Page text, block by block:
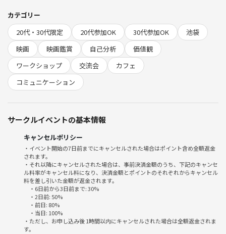
🔸こんな人におすすめ🔸
・同世代（20代、30代）の人と気軽に交流してみたい
・自分の感じたことを安心できる場でシェアしてみたい
・他人を気にして流されることがあり、自分の本音を思い出したい
🔸当日の流れ🔸
・オープニング/自己紹介
・映画シェア
・価値観ワーク
・クロージング
🔸開催情報🔸
日時：1月11日（日）15:00〜17:00
場所：スターバックス・コーヒー 池袋明治通り店
参加費：1000円＋各自ドリンク代
持ち物：印象に残っている映画を一つ思い浮かべてお越しください
※別途つなげーと利用料がかかることがございます
※申し込み状況によって場所を変更する場合がございます
映画の感動したシーンは、過去の自分や、
カテゴリー
20代・30代限定
20代参加OK 30代参加OK
池袋
映画
映画鑑賞 自己分析
価値観
ワークショップ
交流会
カフェ
コミュニケーション
サークルイベントの基本情報
キャンセルポリシー
・イベント開始の7日前までにキャンセルされた場合はポイント含め全額返金
されます。
・それ以降にキャンセルされた場合は、事前決済金額のうち、下記のキャンセ
ル料率がキャンセル料になり、決済金額とポイントのそれぞれからキャンセル
料を差し引いた金額が返金されます。
・6日前から3日前まで: 30%
・2日前: 50%
・前日: 80%
・当日: 100%
・ただし、お申し込み後 1時間以内にキャンセルされた場合は全額返金されま
す。